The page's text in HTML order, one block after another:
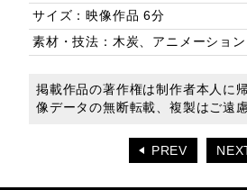
サイズ：映像作品 6分
素材・技法：木炭、アニメーション
掲載作品の著作権は制作者本人に
像データの無断転載、複製はご遠
PREV